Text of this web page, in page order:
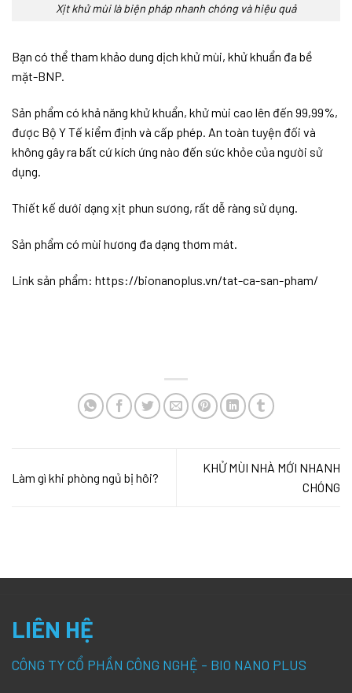
Xịt khử mùi là biện pháp nhanh chóng và hiệu quả
Bạn có thể tham khảo dung dịch khử mùi, khử khuẩn đa bề
mặt-BNP.
Sản phẩm có khả năng khử khuẩn, khử mùi cao lên đến 99,99%,
được Bộ Y Tế kiểm định và cấp phép. An toàn tuyện đối và
không gây ra bất cứ kích ứng nào đến sức khỏe của người sử
dụng.
Thiết kế dưới dạng xịt phun sương, rất dễ ràng sử dụng.
Sản phẩm có mùi hương đa dạng thơm mát.
Link sản phẩm: https://bionanoplus.vn/tat-ca-san-pham/
Làm gì khi phòng ngủ bị hôi?
KHỬ MÙI NHÀ MỚI NHANH
CHÓNG
LIÊN HỆ
CÔNG TY CỔ PHẦN CÔNG NGHỆ - BIO NANO PLUS